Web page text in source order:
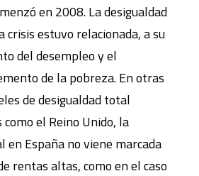
en 2008. La desigualdad
crisis estuvo relacionada, a su
del desempleo y el
de la pobreza. En otras
de desigualdad total
el Reino Unido, la
en España no viene marcada
rentas altas, como en el caso